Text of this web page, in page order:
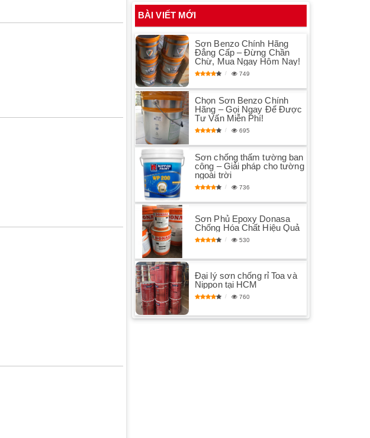
BÀI VIẾT MỚI
Sơn Benzo Chính Hãng
Đẳng Cấp – Đừng Chần
Chừ, Mua Ngay Hôm Nay!
749
Chọn Sơn Benzo Chính
Hãng – Gọi Ngay Để Được
Tư Vấn Miễn Phí!
695
Sơn chống thấm tường ban
công – Giải pháp cho tường
ngoài trời
736
Sơn Phủ Epoxy Donasa
Chống Hóa Chất Hiệu Quả
530
Đại lý sơn chống rỉ Toa và
Nippon tại HCM
760